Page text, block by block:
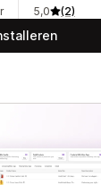
5,0
(2)